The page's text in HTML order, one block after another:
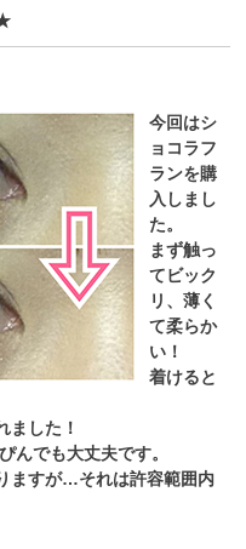
今回はシ
ョコラフ
ランを購
入しまし
た。
まず触っ
てビック
リ、薄く
て柔らか
い！
着けると
ました！
んでも大丈夫です。
ますが…それは許容範囲内